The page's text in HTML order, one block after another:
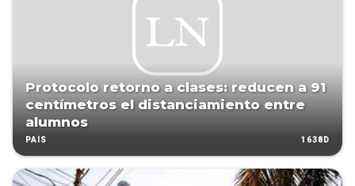
Protocolo retorno a clases: reducen a 91
centímetros el distanciamiento entre
alumnos
PAÍS 1638D